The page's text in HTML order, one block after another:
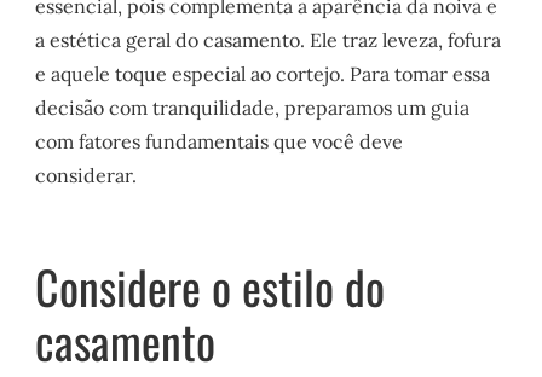
essencial, pois complementa a aparência da noiva e
a estética geral do casamento. Ele traz leveza, fofura
e aquele toque especial ao cortejo. Para tomar essa
decisão com tranquilidade, preparamos um guia
com fatores fundamentais que você deve
considerar.
Considere o estilo do
casamento